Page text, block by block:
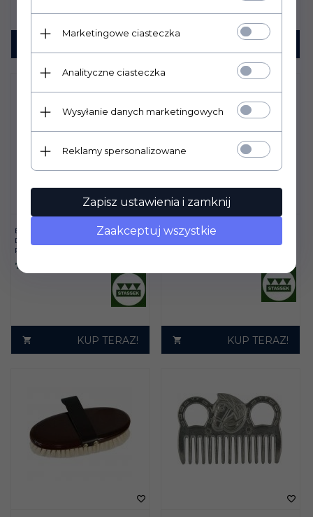
EQUIFIX STASSEK BALSAM
DO SKÓR Z WOSKIEM
PSZCZELIM
76,
KUP TERAZ!
EQUIDURA STASSEK
BALSAM DO KOPYT
KUP TERAZ!
Marketingowe ciasteczka
Analityczne ciasteczka
Wysyłanie danych marketingowych
Reklamy spersonalizowane
Zapisz ustawienia i zamknij
Zaakceptuj wszystkie